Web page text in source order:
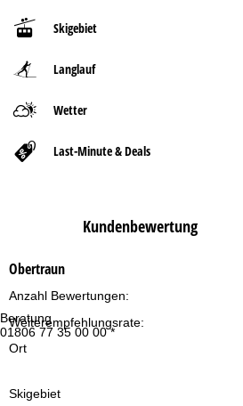
Beratung
01806 77 35 00 00 *
Skigebiet
Langlauf
Wetter
Last-Minute & Deals
Kundenbewertung
Obertraun
Anzahl Bewertungen:
Weiterempfehlungsrate:
Ort
Skigebiet